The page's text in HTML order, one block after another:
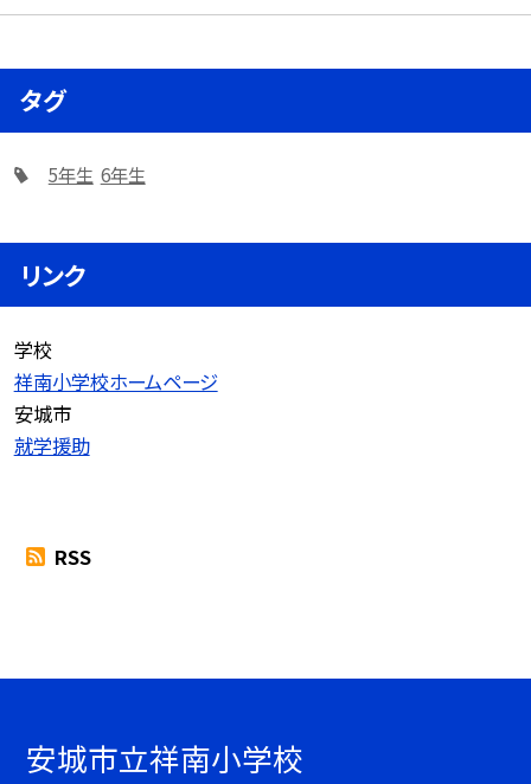
タグ
5年生 6年生
リンク
学校
祥南小学校ホームページ
安城市
就学援助
RSS
安城市立祥南小学校